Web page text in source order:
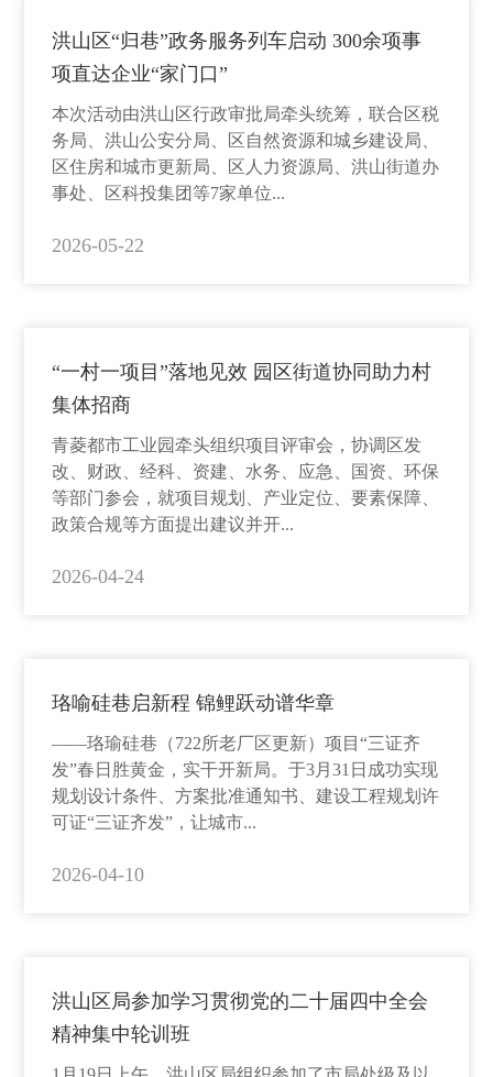
洪山区“归巷”政务服务列车启动 300余项事
项直达企业“家门口”
本次活动由洪山区行政审批局牵头统筹，联合区税
务局、洪山公安分局、区自然资源和城乡建设局、
区住房和城市更新局、区人力资源局、洪山街道办
事处、区科投集团等7家单位...
2026-05-22
“一村一项目”落地见效 园区街道协同助力村
集体招商
青菱都市工业园牵头组织项目评审会，协调区发
改、财政、经科、资建、水务、应急、国资、环保
等部门参会，就项目规划、产业定位、要素保障、
政策合规等方面提出建议并开...
2026-04-24
珞喻硅巷启新程 锦鲤跃动谱华章
——珞瑜硅巷（722所老厂区更新）项目“三证齐
发”春日胜黄金，实干开新局。于3月31日成功实现
规划设计条件、方案批准通知书、建设工程规划许
可证“三证齐发”，让城市...
2026-04-10
洪山区局参加学习贯彻党的二十届四中全会
精神集中轮训班